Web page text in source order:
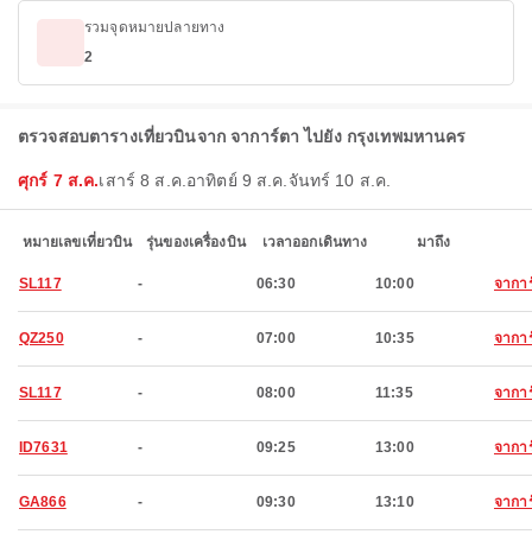
รวมจุดหมายปลายทาง
2
ตรวจสอบตารางเที่ยวบินจาก จาการ์ตา ไปยัง กรุงเทพมหานคร
ศุกร์ 7 ส.ค.เสาร์ 8 ส.ค. อาทิตย์ 9 ส.ค. จันทร์ 10 ส.ค.
หมายเลขเที่ยวบิน รุ่นของเครื่องบิน เวลาออกเดินทาง มาถึง
SL117 - 06:30 10:00 จากา
QZ250 - 07:00 10:35 จากา
SL117 - 08:00 11:35 จากา
ID7631 - 09:25 13:00 จากา
GA866 - 09:30 13:10 จากา